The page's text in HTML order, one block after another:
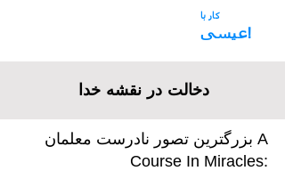
کار با
عیسی!
دخالت در نقشه خدا
بزرگترین تصور نادرست معلمان A
Course In Miracles: